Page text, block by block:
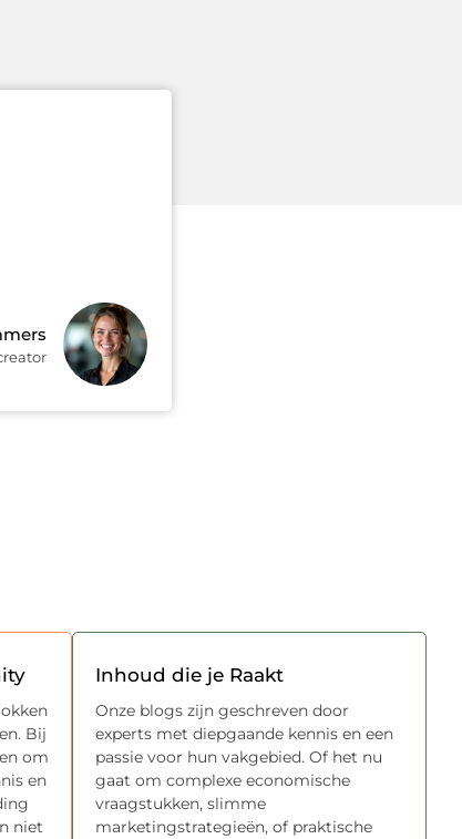
Bij
om
en
niet
Inhoud die je Raakt
Onze blogs zijn geschreven door
experts met diepgaande kennis en een
passie voor hun vakgebied. Of het nu
gaat om complexe economische
vraagstukken, slimme
marketingstrategieën, of praktische